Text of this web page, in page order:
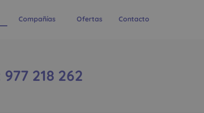
Compañías Ofertas Contacto
218 262